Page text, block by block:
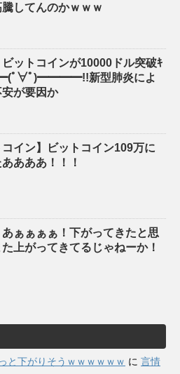
してんのかｗｗｗ
ビットコインが10000ドル突破ｷ
∀ﾟ)━━━━!!新型肺炎によ
が要因か
コイン】ビットコイン109万に
あああ！！！
あぁぁぁぁ！下がってきたと思
上がってきてるじゃねーか！
と下がりそうｗｗｗｗｗｗ に 言情